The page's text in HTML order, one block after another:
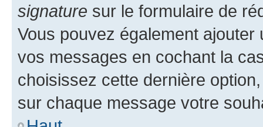
signature sur le formulaire de
Vous pouvez également
vos messages en cochant la
choisissez cette dernière
sur chaque message votre